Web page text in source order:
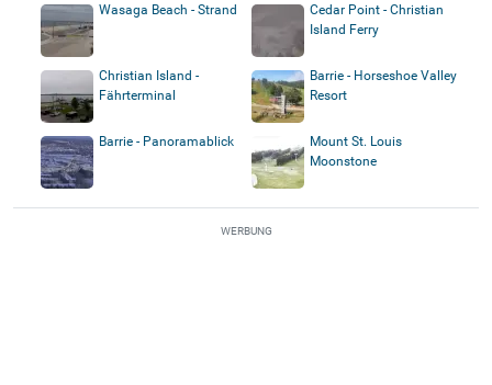
Wasaga Beach - Strand
Cedar Point - Christian
Island Ferry
Christian Island -
Fährterminal
Barrie - Horseshoe Valley
Resort
Barrie - Panoramablick
Mount St. Louis
Moonstone
WERBUNG